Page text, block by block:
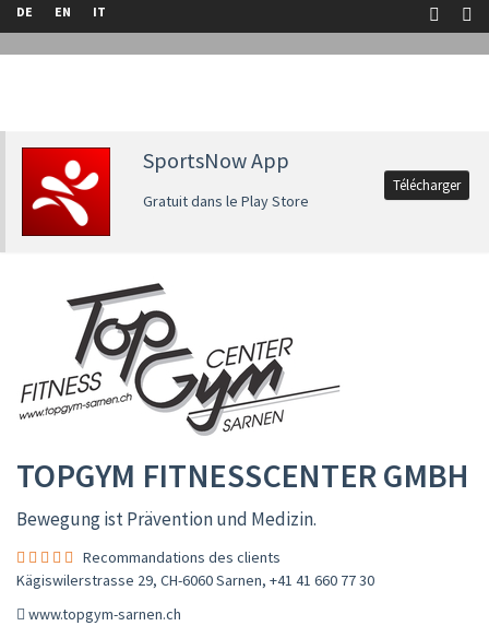
DE EN IT
SportsNow App
Gratuit dans le Play Store
Télécharger
TOPGYM FITNESSCENTER GMBH
Bewegung ist Prävention und Medizin.
Recommandations des clients
Kägiswilerstrasse 29, CH-6060 Sarnen, +41 41 660 77 30
www.topgym-sarnen.ch